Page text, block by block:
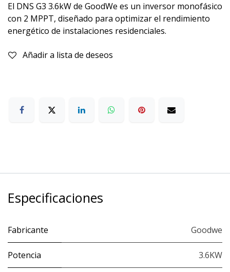
El DNS G3 3.6kW de GoodWe es un inversor monofásico
con 2 MPPT, diseñado para optimizar el rendimiento
energético de instalaciones residenciales.
Añadir a lista de deseos
Especificaciones
Fabricante Goodwe
Potencia 3.6KW